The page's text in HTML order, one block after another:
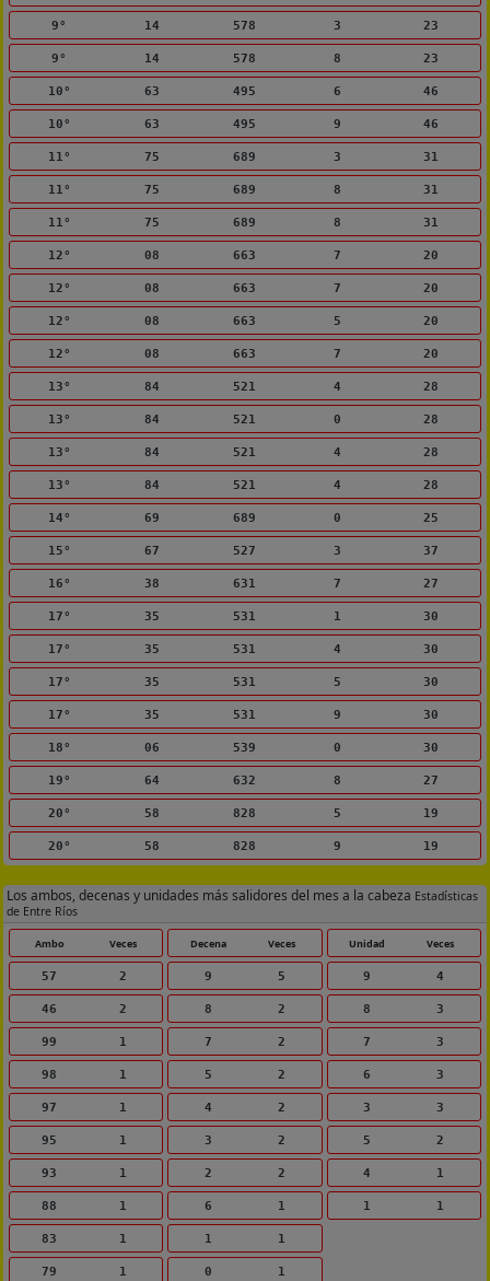
9° 14 578 3 23
9° 14 578 8 23
10° 63 495 6 46
10° 63 495 9 46
11° 75 689 3 31
11° 75 689 8 31
11° 75 689 8 31
12° 08 663 7 20
12° 08 663 7 20
12° 08 663 5 20
12° 08 663 7 20
13° 84 521 4 28
13° 84 521 0 28
13° 84 521 4 28
13° 84 521 4 28
14° 69 689 0 25
15° 67 527 3 37
16° 38 631 7 27
17° 35 531 1 30
17° 35 531 4 30
17° 35 531 5 30
17° 35 531 9 30
18° 06 539 0 30
19° 64 632 8 27
20° 58 828 5 19
20° 58 828 9 19
Los ambos, decenas y unidades más salidores del mes a la cabeza Estadísticas
de Entre Ríos
Ambo Veces
57 2
46 2
99 1
98 1
97 1
95 1
93 1
88 1
83 1
79 1
Decena Veces
9 5
8 2
7 2
5 2
4 2
3 2
2 2
6 1
1 1
0 1
Unidad Veces
9 4
8 3
7 3
6 3
3 3
5 2
4 1
1 1